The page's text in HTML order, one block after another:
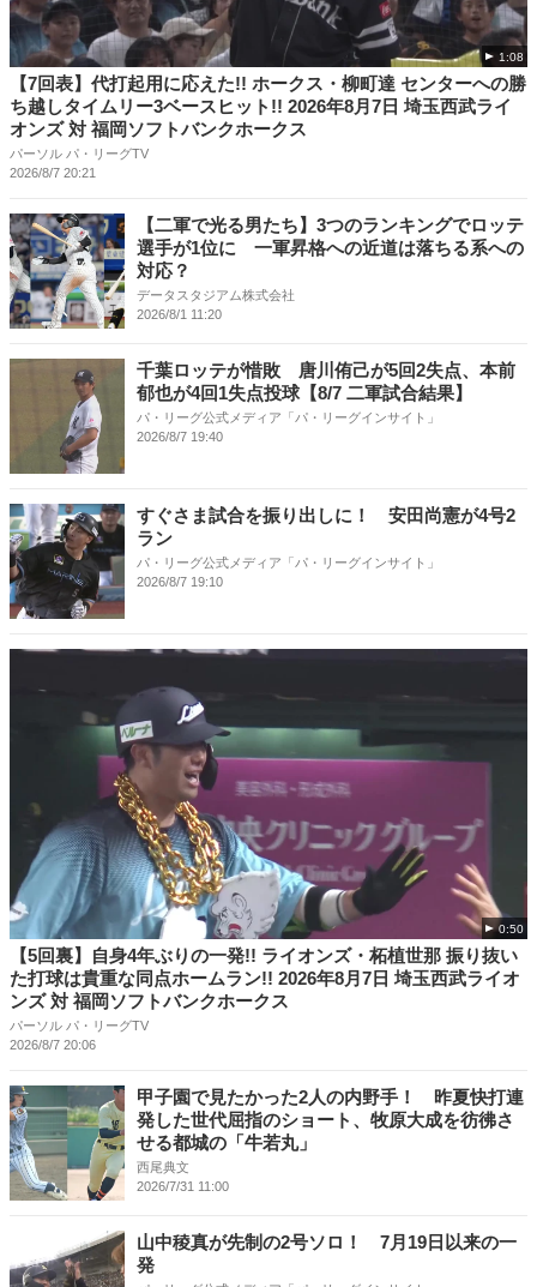
1:08
【7回表】代打起用に応えた!! ホークス・柳町達 センターへの勝
ち越しタイムリー3ベースヒット!! 2026年8月7日 埼玉西武ライ
オンズ 対 福岡ソフトバンクホークス
パーソル パ・リーグTV
2026/8/7 20:21
【二軍で光る男たち】3つのランキングでロッテ
選手が1位に 一軍昇格への近道は落ちる系への
対応？
データスタジアム株式会社
2026/8/1 11:20
千葉ロッテが惜敗 唐川侑己が5回2失点、本前
郁也が4回1失点投球【8/7 二軍試合結果】
パ・リーグ公式メディア「パ・リーグインサイト」
2026/8/7 19:40
すぐさま試合を振り出しに！ 安田尚憲が4号2
ラン
パ・リーグ公式メディア「パ・リーグインサイト」
2026/8/7 19:10
0:50
【5回裏】自身4年ぶりの一発!! ライオンズ・柘植世那 振り抜い
た打球は貴重な同点ホームラン!! 2026年8月7日 埼玉西武ライオ
ンズ 対 福岡ソフトバンクホークス
パーソル パ・リーグTV
2026/8/7 20:06
甲子園で見たかった2人の内野手！ 昨夏快打連
発した世代屈指のショート、牧原大成を彷彿さ
せる都城の「牛若丸」
西尾典文
2026/7/31 11:00
山中稜真が先制の2号ソロ！ 7月19日以来の一
発